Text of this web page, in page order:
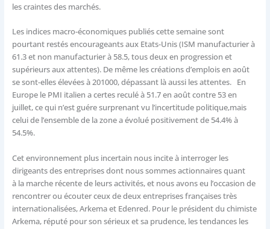
les craintes des marchés.
Les indices macro-économiques publiés cette semaine sont
pourtant restés encourageants aux Etats-Unis (ISM manufacturier à
61.3 et non manufacturier à 58.5, tous deux en progression et
supérieurs aux attentes). De même les créations d’emplois en août
se sont-elles élevées à 201000, dépassant là aussi les attentes. En
Europe le PMI italien a certes reculé à 51.7 en août contre 53 en
juillet, ce qui n’est guére surprenant vu l’incertitude politique,mais
celui de l’ensemble de la zone a évolué positivement de 54.4% à
54.5%.
Cet environnement plus incertain nous incite à interroger les
dirigeants des entreprises dont nous sommes actionnaires quant
à la marche récente de leurs activités, et nous avons eu l’occasion de
rencontrer ou écouter ceux de deux entreprises françaises très
internationalisées, Arkema et Edenred. Pour le président du chimiste
Arkema, réputé pour son sérieux et sa prudence, les tendances les